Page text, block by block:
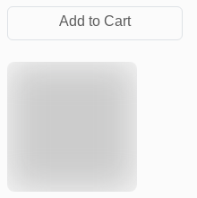
Add to Cart